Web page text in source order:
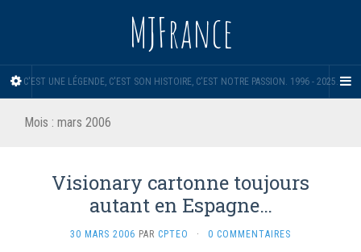
MJFrance
C'EST UNE LÉGENDE, C'EST SON HISTOIRE, C'EST NOTRE PASSION. 1996 - 2025.
Mois : mars 2006
Visionary cartonne toujours
autant en Espagne…
30 MARS 2006 PAR CPTEO · 0 COMMENTAIRES